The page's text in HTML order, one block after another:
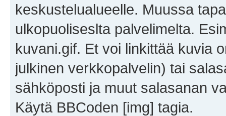
keskustelualueelle. Muussa
ulkopuoliseslta palvelimelta.
kuvani.gif. Et voi linkittää kuvia
julkinen verkkopalvelin) tai
sähköposti ja muut salasanan
Käytä BBCoden [img] tagia.